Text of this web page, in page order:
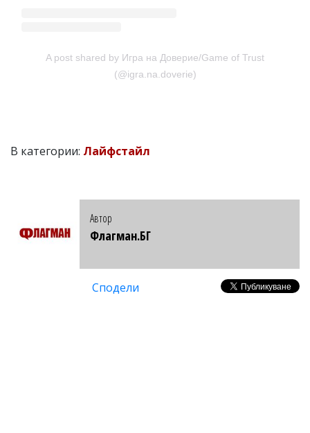
A post shared by Игра на Доверие/Game of Trust
(@igra.na.doverie)
В категории: Лайфстайл
Автор
Флагман.БГ
Сподели